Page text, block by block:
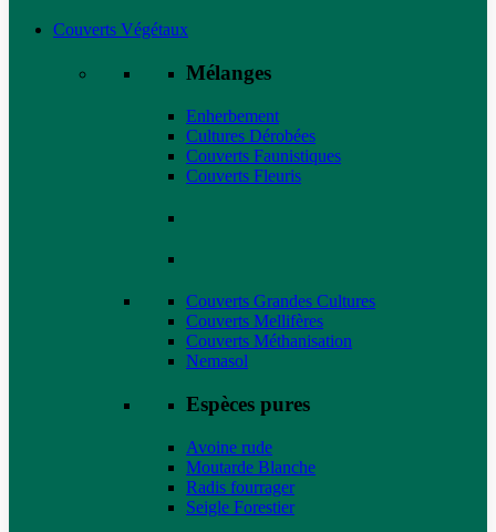
Couverts Végétaux
Mélanges
Enherbement
Cultures Dérobées
Couverts Faunistiques
Couverts Fleuris
Couverts Grandes Cultures
Couverts Mellifères
Couverts Méthanisation
Nemasol
Espèces pures
Avoine rude
Moutarde Blanche
Radis fourrager
Seigle Forestier